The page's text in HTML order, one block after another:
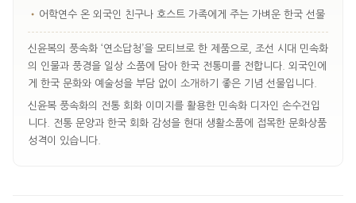
• 어학연수 온 외국인 친구나 호스트 가족에게 주는 가벼운 한국 선물
신윤복의 풍속화 ‘연소답청’을 모티브로 한 제품으로, 조선 시대 민속화
의 인물과 풍경을 일상 소품에 담아 한국 전통미를 전합니다. 외국인에
게 한국 문화와 예술성을 부담 없이 소개하기 좋은 기념 선물입니다.
신윤복 풍속화의 전통 회화 이미지를 활용한 민속화 디자인 손수건입
니다. 전통 문양과 한국 회화 감성을 현대 생활소품에 접목한 문화상품
성격이 있습니다.